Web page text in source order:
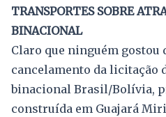
TRANSPORTES SOBRE
BINACIONAL
Claro que ninguém
cancelamento da licitação
binacional Brasil/Bolívia,
construída em Guajará